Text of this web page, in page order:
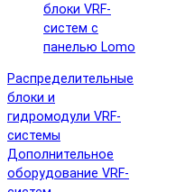
блоки VRF-
систем с
панелью Lomo
Распределительные
блоки и
гидромодули VRF-
системы
Дополнительное
оборудование VRF-